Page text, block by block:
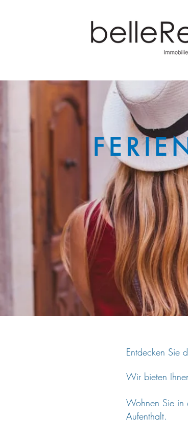
Entdecken Sie
Wir bieten
Wohnen Sie in
Aufenthalt.